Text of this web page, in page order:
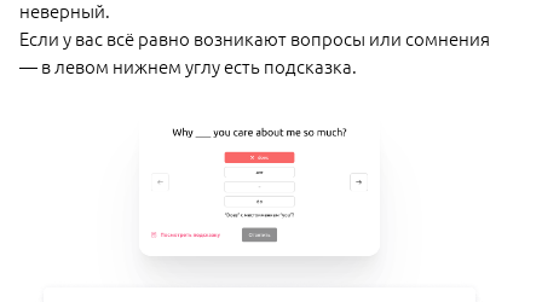
неверный.
Если у вас всё равно возникают вопросы или сомнения
— в левом нижнем углу есть подсказка.